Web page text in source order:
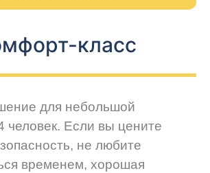
класс
для небольшой
человек. Если вы цените
не любите
временем, хорошая